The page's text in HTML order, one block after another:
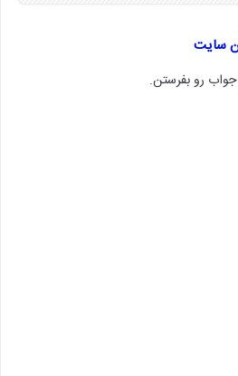
سایت
رو بفرستن.